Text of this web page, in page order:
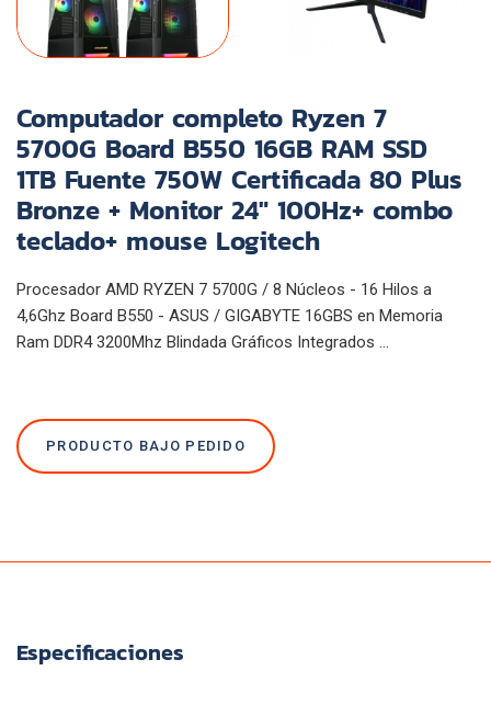
Computador completo Ryzen 7
5700G Board B550 16GB RAM SSD
1TB Fuente 750W Certificada 80 Plus
Bronze + Monitor 24" 100Hz+ combo
teclado+ mouse Logitech
Procesador AMD RYZEN 7 5700G / 8 Núcleos - 16 Hilos a
4,6Ghz Board B550 - ASUS / GIGABYTE 16GBS en Memoria
Ram DDR4 3200Mhz Blindada Gráficos Integrados ...
PRODUCTO BAJO PEDIDO
Especificaciones